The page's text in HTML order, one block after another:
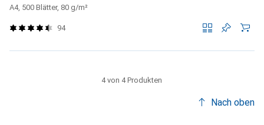
A4, 500 Blätter, 80 g/m²
94
4 von 4 Produkten
Nach oben